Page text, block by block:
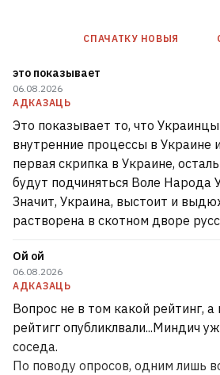
СПАЧАТКУ НОВЫЯ
это показывает
06.08.2026
АДКАЗАЦЬ
Это показывает то, что
внутренние процессы в Украине
первая скрипка в Украине,
будут подчиняться Воле Народа
Значит, Украина, выстоит и
растворена в скотном дворе
Ой ой
06.08.2026
АДКАЗАЦЬ
Вопрос не в том какой рейтинг, а
рейтигг опубликлвали...Миндич
соседа.
По поводу опросов, одним лишь